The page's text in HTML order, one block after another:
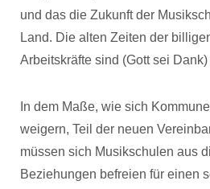
und das die Zukunft der
Land. Die alten Zeiten der
Arbeitskräfte sind (Gott sei Dank)
In dem Maße, wie sich
weigern, Teil der neuen
müssen sich Musikschulen aus
Beziehungen befreien für einen